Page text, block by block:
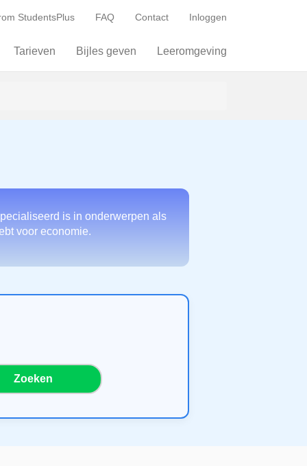
StudentsPlus FAQ Contact Inloggen
Tarieven Bijles geven Leeromgeving
is in onderwerpen als
voor economie.
Zoeken